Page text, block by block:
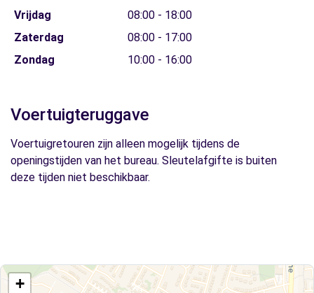
Vrijdag
08:00 - 18:00
Zaterdag
08:00 - 17:00
Zondag
10:00 - 16:00
Voertuigteruggave
Voertuigretouren zijn alleen mogelijk tijdens de
openingstijden van het bureau. Sleutelafgifte is buiten
deze tijden niet beschikbaar.
+